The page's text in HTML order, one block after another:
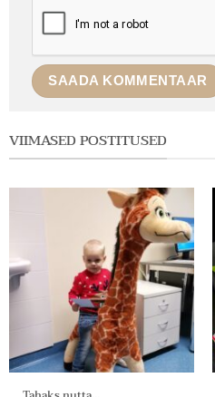
VIIMASED POSTITUSED